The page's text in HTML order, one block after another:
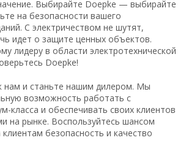
Выбирайте Doepke — выбирайте
на безопасности вашего
С электричеством не шутят,
идет о защите ценных объектов.
лидеру в области электротехнической
Doepke!
нам и станьте нашим дилером. Мы
возможность работать с
класса и обеспечивать своих клиентов
на рынке. Воспользуйтесь шансом
безопасность и качество